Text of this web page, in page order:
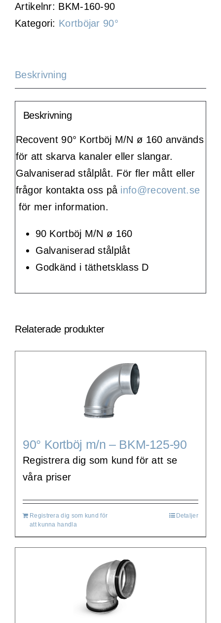
Artikelnr: BKM-160-90
Kategori: Kortböjar 90°
Beskrivning
Beskrivning
Recovent 90° Kortböj M/N ø 160 används
för att skarva kanaler eller slangar.
Galvaniserad stålplåt. För fler mått eller
frågor kontakta oss på info@recovent.se
för mer information.
90 Kortböj M/N ø 160
Galvaniserad stålplåt
Godkänd i täthetsklass D
Relaterade produkter
90° Kortböj m/n – BKM-125-90
Registrera dig som kund för att se
våra priser
Registrera dig som kund för
att kunna handla
Detaljer